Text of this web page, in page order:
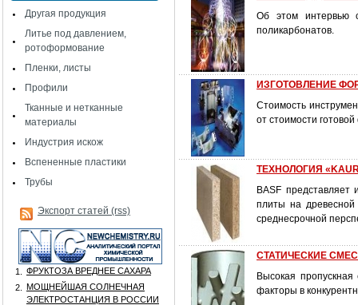
Другая продукция
Литье под давлением,
ротоформование
Пленки, листы
Профили
Тканные и нетканные
материалы
Индустрия искож
Вспененные пластики
Трубы
Экспорт статей (rss)
1.
ФРУКТОЗА ВРЕДНЕЕ САХАРА
2.
МОЩНЕЙШАЯ СОЛНЕЧНАЯ
ЭЛЕКТРОСТАНЦИЯ В РОССИИ
Об этом интервью
поликарбонатов.
ИЗГОТОВЛЕНИЕ
Стоимость
от стоимости
ТЕХНОЛОГИЯ
BASF
плиты на древесной
среднесрочной
СТАТИЧЕСКИЕ
Высокая
факторы в